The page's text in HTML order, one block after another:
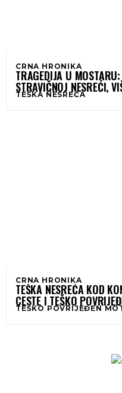
CRNA HRONIKA
TRAGEDIJA U
STRAVIČNOJ NESREĆI,
TEŠKA NESREĆA
CRNA HRONIKA
TEŠKA NESREĆA KOD
CESTE I TEŠKO
TEŠKO POVRIJEĐEN